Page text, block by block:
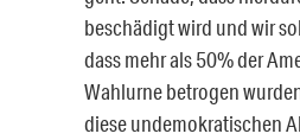
beschädigt wird und wir
dass mehr als 50% der
Wahlurne betrogen
diese undemokratischen